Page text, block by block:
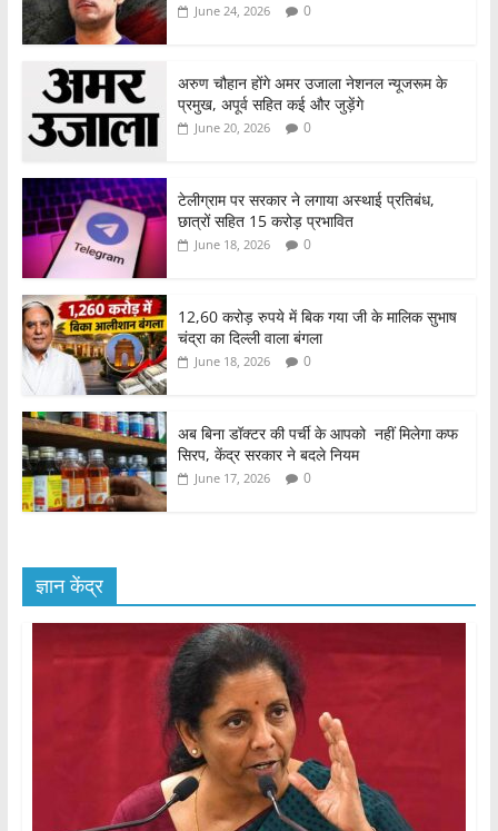
June 24, 2026 0
अरुण चौहान होंगे अमर उजाला नेशनल न्यूजरूम के
प्रमुख, अपूर्व सहित कई और जुड़ेंगे
June 20, 2026 0
टेलीग्राम पर सरकार ने लगाया अस्थाई प्रतिबंध,
छात्रों सहित 15 करोड़ प्रभावित
June 18, 2026 0
12,60 करोड़ रुपये में बिक गया जी के मालिक सुभाष
चंद्रा का दिल्ली वाला बंगला
June 18, 2026 0
अब बिना डॉक्टर की पर्ची के आपको नहीं मिलेगा कफ
सिरप, केंद्र सरकार ने बदले नियम
June 17, 2026 0
ज्ञान केंद्र